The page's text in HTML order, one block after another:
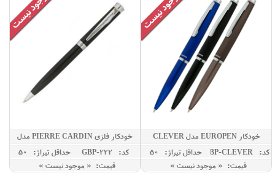
خودکار EUROPEN مدل CLEVER
کد: GBP-CLEVER
حداقل تيراژ: 50
قیمت: « موجود نیست »
خودکار فلزی PIERRE CARDIN مدل
SATURN
کد: GBP-222
حداقل تيراژ: 50
قیمت: « موجود نیست »